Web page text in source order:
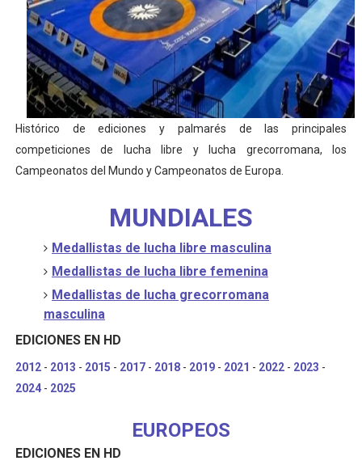
Athletes Unlimited Softball League 2026 - Las Utah
Mundial de piragüismo slalom 2026 (Oklahoma City,
Tour de Francia masculino 2026 - Tadej Pogacar
Mundial de Fórmula 1 2026 - Lando Norris consigue
Campeonato de Europa de saltos 2026 (París,
Histórico de ediciones y palmarés de las principales
competiciones de lucha libre y lucha grecorromana, los
Campeonatos del Mundo y Campeonatos de Europa.
MUNDIALES
Medallistas de lucha libre masculina
Medallistas de lucha libre femenina
Medallistas de lucha grecorromana
masculina
EDICIONES EN HD
2012- 2013 - 2015 - 2017- 2018- 2019- 2021 - 2022- 2023 -
2024- 2025
EUROPEOS
EDICIONES EN HD